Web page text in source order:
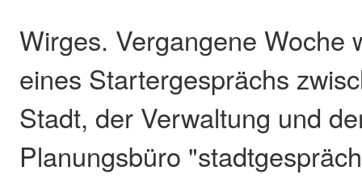
Wirges. Vergangene Woche
eines Startergesprächs
Stadt, der Verwaltung und
Planungsbüro